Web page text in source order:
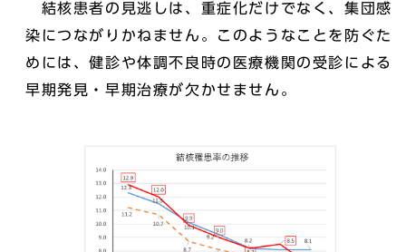
結核患者の見逃しは、重症化だけでなく、集団感
染につながりかねません。このようなことを防ぐた
めには、健診や体調不良時の医療機関の受診による
早期発見・早期治療が欠かせません。